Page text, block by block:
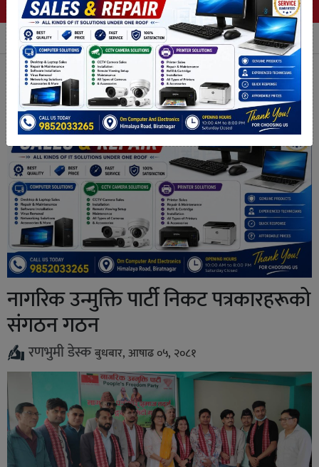
Tags
नागरिक उन्मुक्ति पार्टी निकट पत्रकारहरूको
संगठन गठन
रणभुमी डेस्कबुधबार, आषाढ ०५, २०८१